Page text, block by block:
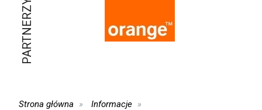
PARTNERZY
Strona główna
Informacje